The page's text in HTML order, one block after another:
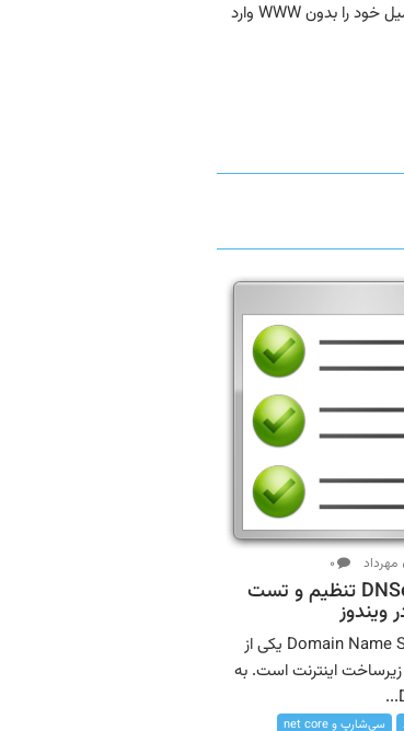
در صورتی که در مورد این مطلب سوال یا مشکلی دارید، در بخش دیدگاه‌ها به صورت کامل توضیح دهید و ایمیل خود را بدون WWW وارد
مهرداد ۰
نرم‌افزار DNSetter تنظیم و تست
DNS یا Domain Name System یکی از
اینترنت است. به
سی‌شارپ و net core